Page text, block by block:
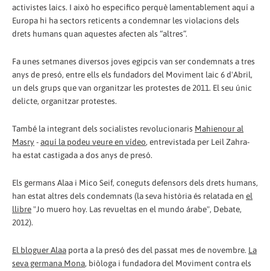
activistes laics. I això ho especifico perquè lamentablement aquí a
Europa hi ha sectors reticents a condemnar les violacions dels
drets humans quan aquestes afecten als “altres”.
Fa unes setmanes diversos joves egipcis van ser condemnats a tres
anys de presó, entre ells els fundadors del Moviment laic 6 d'Abril,
un dels grups que van organitzar les protestes de 2011. El seu únic
delicte, organitzar protestes.
També la integrant dels socialistes revolucionaris Mahienour al
Masry-aquí la podeu veure en vídeo, entrevistada per Leil Zahra-
ha estat castigada a dos anys de presó.
Els germans Alaa i Mico Seif, coneguts defensors dels drets humans,
han estat altres dels condemnats (la seva història és relatada en el
llibre"Jo muero hoy. Las revueltas en el mundo árabe", Debate,
2012).
El bloguer Alaa porta a la presó des del passat mes de novembre. La
seva germana Mona, biòloga i fundadora del Moviment contra els